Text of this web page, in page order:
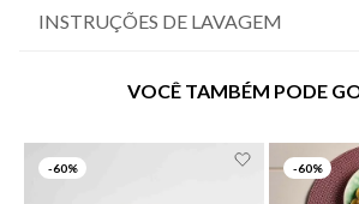
INSTRUÇÕES DE LAVAGEM
VOCÊ TAMBÉM PODE
-60% -60%